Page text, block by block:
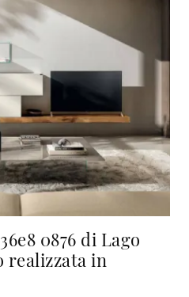
0876 di Lago
realizzata in